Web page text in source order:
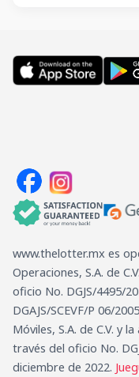
pagar
por
EE.
UU.?
www.thelotter.mx es
Operaciones, S.A. de
oficio No. DGJS/4495/
DGAJS/SCEVF/P 06/
Móviles, S.A. de C.V. y
través del oficio No.
diciembre de 2022.